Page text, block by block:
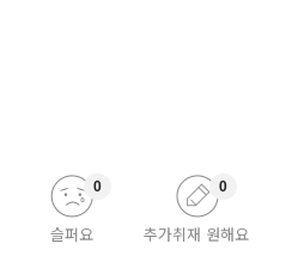
슬퍼요
0
추가취재 원해요
0